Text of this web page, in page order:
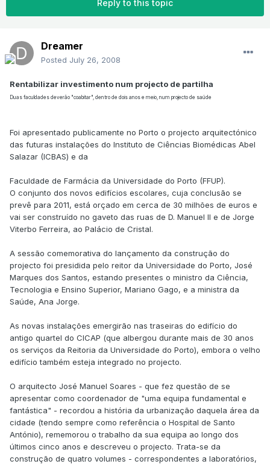
Reply to this topic
Dreamer
Posted July 26, 2008
Rentabilizar investimento num projecto de partilha
Duas faculdades deverão "coabitar", dentro de dois anos e meio, num projecto de saúde
Foi apresentado publicamente no Porto o projecto arquitectónico
das futuras instalações do Instituto de Ciências Biomédicas Abel
Salazar (ICBAS) e da
Faculdade de Farmácia da Universidade do Porto (FFUP).
O conjunto dos novos edifícios escolares, cuja conclusão se
prevê para 2011, está orçado em cerca de 30 milhões de euros e
vai ser construído no gaveto das ruas de D. Manuel II e de Jorge
Viterbo Ferreira, ao Palácio de Cristal.
A sessão comemorativa do lançamento da construção do
projecto foi presidida pelo reitor da Universidade do Porto, José
Marques dos Santos, estando presentes o ministro da Ciência,
Tecnologia e Ensino Superior, Mariano Gago, e a ministra da
Saúde, Ana Jorge.
As novas instalações emergirão nas traseiras do edifício do
antigo quartel do CICAP (que albergou durante mais de 30 anos
os serviços da Reitoria da Universidade do Porto), embora o velho
edifício também esteja integrado no projecto.
O arquitecto José Manuel Soares - que fez questão de se
apresentar como coordenador de "uma equipa fundamental e
fantástica" - recordou a história da urbanização daquela área da
cidade (tendo sempre como referência o Hospital de Santo
António), rememorou o trabalho da sua equipa ao longo dos
últimos cinco anos e descreveu o projecto. Trata-se da
construção de quatro volumes - correspondentes a laboratórios,